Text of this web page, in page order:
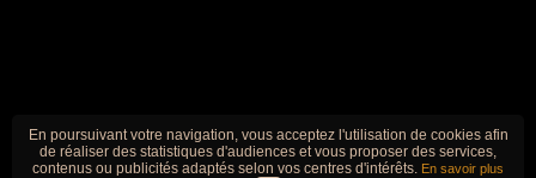
En poursuivant votre navigation, vous acceptez l'utilisation de cookies afin
de réaliser des statistiques d'audiences et vous proposer des services,
contenus ou publicités adaptés selon vos centres d'intérêts. En savoir plus